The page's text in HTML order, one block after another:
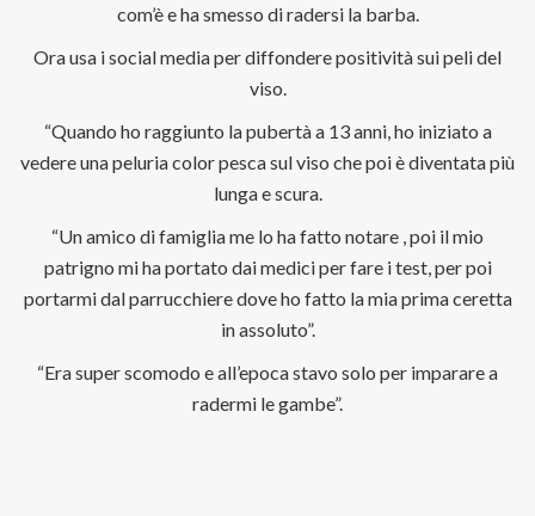
com’è e ha smesso di radersi la barba.
Ora usa i social media per diffondere positività sui peli del
viso.
“Quando ho raggiunto la pubertà a 13 anni, ho iniziato a
vedere una peluria color pesca sul viso che poi è diventata più
lunga e scura.
“Un amico di famiglia me lo ha fatto notare , poi il mio
patrigno mi ha portato dai medici per fare i test, per poi
portarmi dal parrucchiere dove ho fatto la mia prima ceretta
in assoluto”.
“Era super scomodo e all’epoca stavo solo per imparare a
radermi le gambe”.